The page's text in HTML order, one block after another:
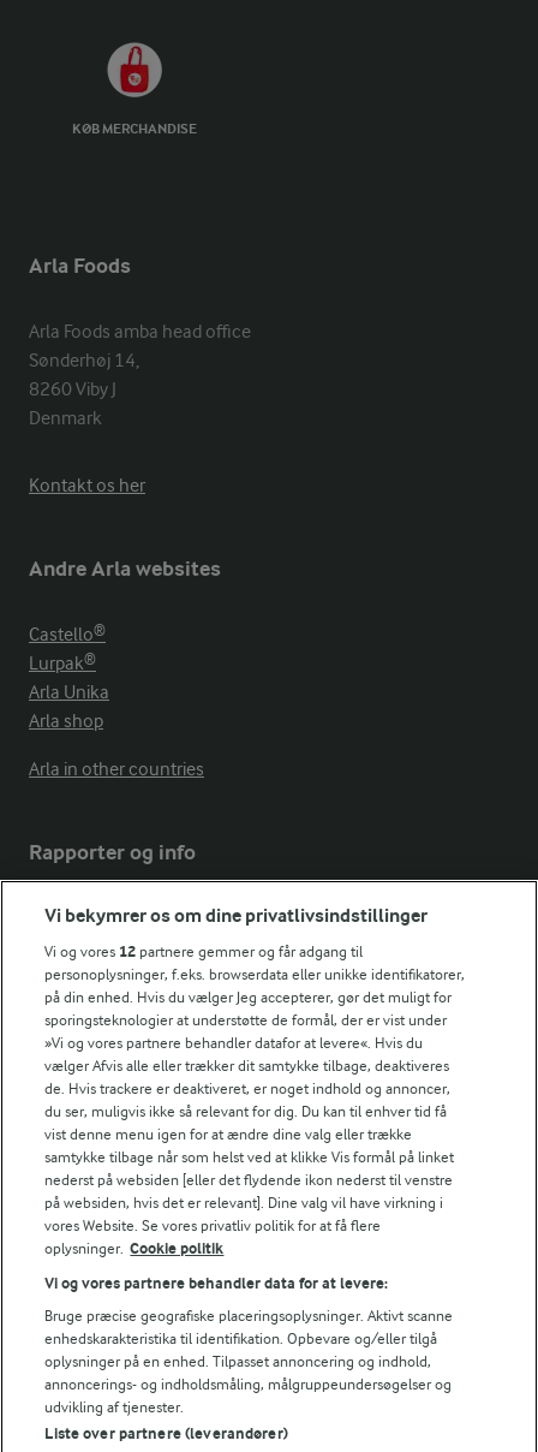
KØB MERCHANDISE
Arla Foods
Arla Foods amba head office
Sønderhøj 14,
8260 Viby J
Denmark
Kontakt os her
Andre Arla websites
Castello®
Lurpak®
Arla Unika
Arla shop
Arla in other countries
Rapporter og info
Årsrapport
FarmAhead™ Check rapport
Andelshaverinfo: Mælkepris
Fødevarestyrelsens smiley-rapporter for Arla Foods
Fødevarestyrelsens smiley-rapporter for Jörd
Fødevarestyrelsens smiley-rapporter for Lurpak PB
Følg
© 2026 Arla Foods
Vælg en anden cookies
Vi bekymrer os om dine privatlivsindstillinger
Vi og vores 12 partnere gemmer og får adgang til
personoplysninger, f.eks. browserdata eller unikke identifikatorer,
på din enhed. Hvis du vælger Jeg accepterer, gør det muligt for
sporingsteknologier at understøtte de formål, der er vist under
»Vi og vores partnere behandler datafor at levere«. Hvis du
vælger Afvis alle eller trækker dit samtykke tilbage, deaktiveres
de. Hvis trackere er deaktiveret, er noget indhold og annoncer,
du ser, muligvis ikke så relevant for dig. Du kan til enhver tid få
vist denne menu igen for at ændre dine valg eller trække
samtykke tilbage når som helst ved at klikke Vis formål på linket
nederst på websiden [eller det flydende ikon nederst til venstre
på websiden, hvis det er relevant]. Dine valg vil have virkning i
vores Website. Se vores privatliv politik for at få flere
oplysninger. Cookie politik
Vi og vores partnere behandler data for at levere:
Bruge præcise geografiske placeringsoplysninger. Aktivt scanne
enhedskarakteristika til identifikation. Opbevare og/eller tilgå
oplysninger på en enhed. Tilpasset annoncering og indhold,
annoncerings- og indholdsmåling, målgruppeundersøgelser og
udvikling af tjenester.
Liste over partnere (leverandører)